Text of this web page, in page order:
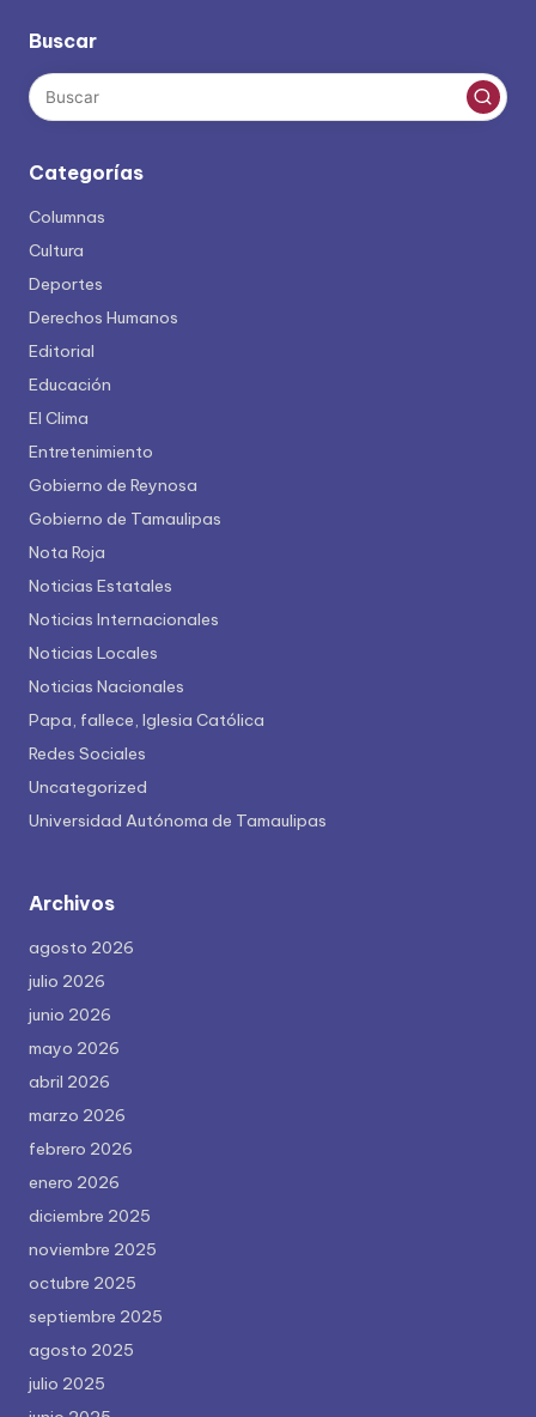
Buscar
Categorías
Columnas
Cultura
Deportes
Derechos Humanos
Editorial
Educación
El Clima
Entretenimiento
Gobierno de Reynosa
Gobierno de Tamaulipas
Nota Roja
Noticias Estatales
Noticias Internacionales
Noticias Locales
Noticias Nacionales
Papa, fallece, Iglesia Católica
Redes Sociales
Uncategorized
Universidad Autónoma de Tamaulipas
Archivos
agosto 2026
julio 2026
junio 2026
mayo 2026
abril 2026
marzo 2026
febrero 2026
enero 2026
diciembre 2025
noviembre 2025
octubre 2025
septiembre 2025
agosto 2025
julio 2025